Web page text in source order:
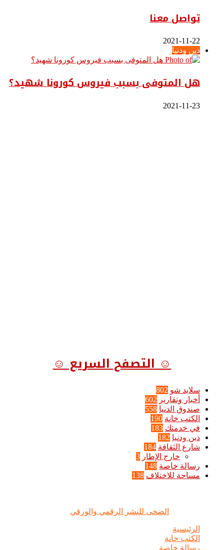
تواصل معنا
2021-11-22
دين ودنيا
هل المتوفى بسبب فيروس كورونا شهيد؟
2021-11-23
☺ التصفح السريع ☺
سلايد شو 802
أخبار وتقارير 602
صندوق الدنيا 558
الكتب خانة 190
في خدمتك 183
دين ودنيا 182
شارع الثقافة 184
خارج الإطار 3
رسالة خاصة 148
مساحة للاختلاف 138
الضحى للنشر الرقمي والورقي
الرئيسية
الكتب خانة
رسالة خاصة